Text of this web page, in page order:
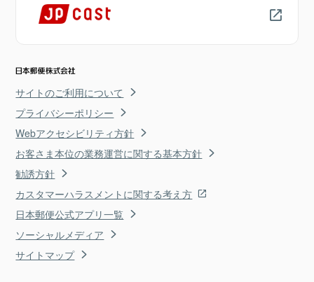
サイトのご利用について
プライバシーポリシー
Webアクセシビリティ方針
お客さま本位の業務運営に関する基本方針
勧誘方針
カスタマーハラスメントに関する考え方
日本郵便公式アプリ一覧
ソーシャルメディア
サイトマップ